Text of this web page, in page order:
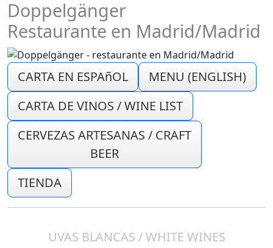
Doppelgänger
Restaurante en Madrid/Madrid
CARTA EN ESPAñOL
MENU (ENGLISH)
CARTA DE VINOS / WINE LIST
CERVEZAS ARTESANAS / CRAFT
BEER
TIENDA
UVAS BLANCAS / WHITE WINES